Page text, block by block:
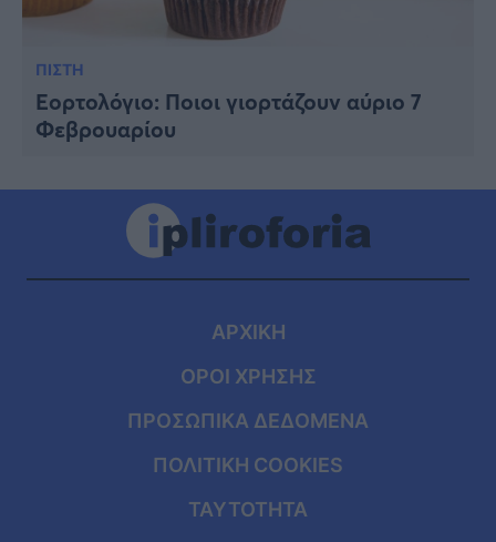
ΠΙΣΤΗ
Εορτολόγιο: Ποιοι γιορτάζουν αύριο 7
Φεβρουαρίου
ΑΡΧΙΚΗ
ΟΡΟΙ ΧΡΗΣΗΣ
ΠΡΟΣΩΠΙΚΑ ΔΕΔΟΜΕΝΑ
ΠΟΛΙΤΙΚΗ COOKIES
ΤΑΥΤΟΤΗΤΑ